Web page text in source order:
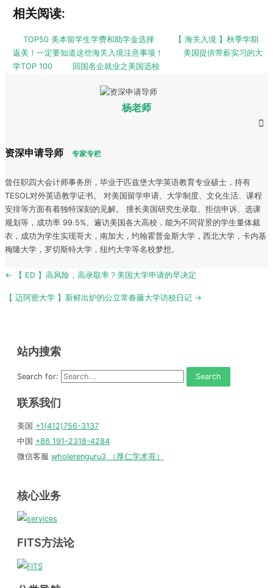
相关阅读:
TOP50 美本留学生学费和助学金选择
【 海关入境 】秋季学期
返美！一定要知道这些海关入境注意事项！
美国提供带薪实习的大
学TOP 100
回国名企就业之美国选校
杨老师
资深申请导师 专家专栏
曾任职四大会计师事务所，毕业于匹兹堡大学英语教育专业硕士，持有
TESOL对外英语教学证书。 对美国留学申请、大学制度、文化生活、课程
安排等方面有着独特深刻的见解。 擅长美国研究生录取、拒信申诉、选课
规划等，成功率 99.5%。遍访美国各大高校，能为不同背景的学生量体裁
衣，成功为学生实现哥大，南加大，约翰霍普金斯大学，西北大学，卡内基
梅隆大学，罗切斯特大学，纽约大学等名校梦想。
Post
← 【 ED 】高风险，高录取率？美国大学申请的早决定
【 迈阿密大学 】新鲜出炉的公立常春藤大学访校日记 →
站内搜索
Search for:
联系我们
美国 +1(412)756-3137
中国 +86 191-2318-4284
微信客服 wholerenguru3 （厚仁学术哥）
核心业务
FITS方法论